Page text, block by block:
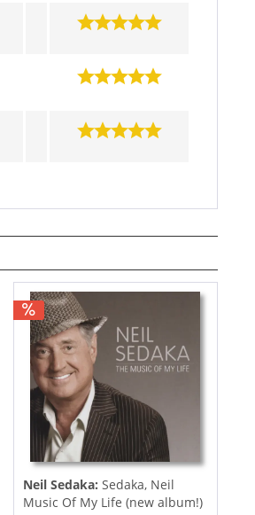
Neil Sedaka: Sedaka, Neil
Music Of My Life (new album!)